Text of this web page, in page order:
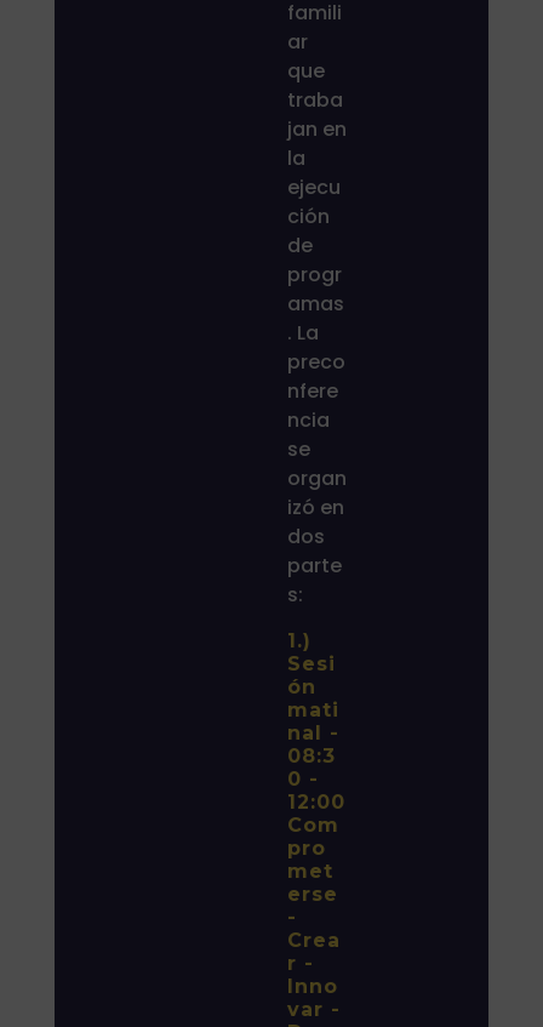
famili
ar
que
traba
jan en
la
ejecu
ción
de
progr
amas
. La
preco
nfere
ncia
se
organ
izó en
dos
parte
s:
1.)
Sesi
ón
mati
nal -
08:3
0 -
12:00
Com
pro
met
erse
-
Crea
r -
Inno
var -